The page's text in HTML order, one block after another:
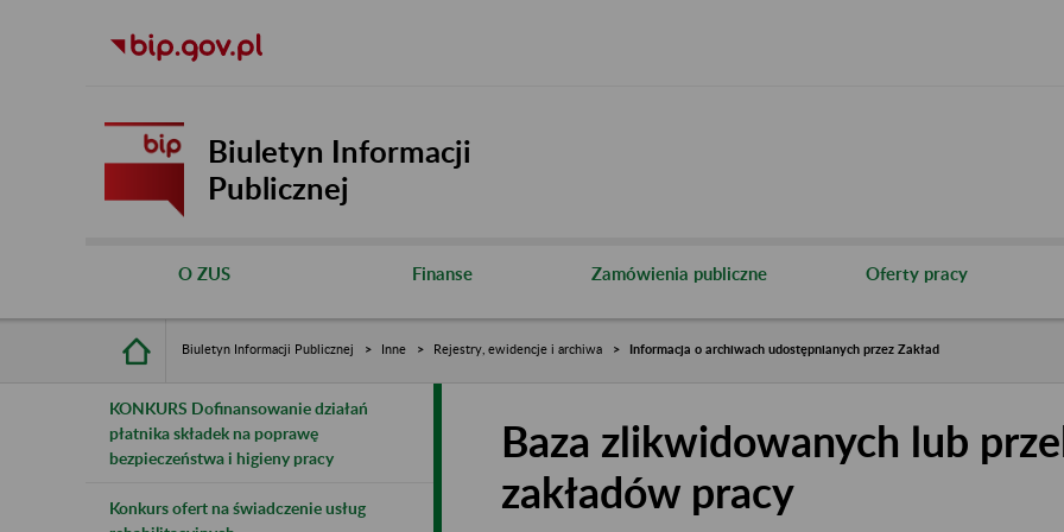
Biuletyn Informacji
Publicznej
O ZUS Finanse Zamówienia publiczne Oferty pracy
Biuletyn Informacji Publicznej Inne Rejestry, ewidencje i archiwa Informacja o archiwach udostępnianych przez Zakład
KONKURS Dofinansowanie działań
płatnika składek na poprawę
bezpieczeństwa i higieny pracy
Konkurs ofert na świadczenie usług
Baza zlikwidowanych lub
zakładów pracy